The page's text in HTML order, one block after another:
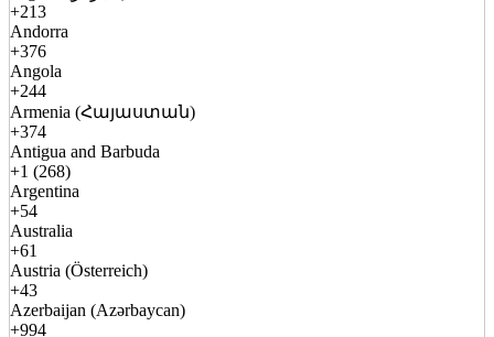
+213
Andorra
+376
Angola
+244
Armenia (Հայաստան)
+374
Antigua and Barbuda
+1 (268)
Argentina
+54
Australia
+61
Austria (Österreich)
+43
Azerbaijan (Azərbaycan)
+994